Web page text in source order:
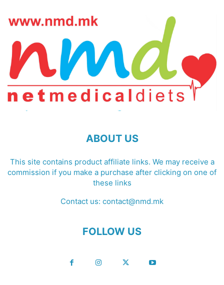
ABOUT US
This site contains product affiliate links. We may receive a
commission if you make a purchase after clicking on one of
these links
Contact us: contact@nmd.mk
FOLLOW US